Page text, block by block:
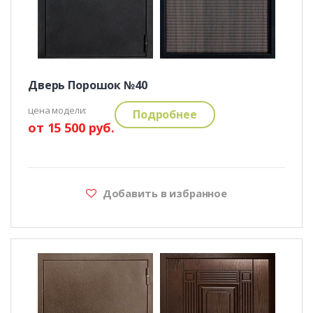
Дверь Порошок №40
цена модели:
от 15 500 руб.
Подробнее
Добавить в избранное